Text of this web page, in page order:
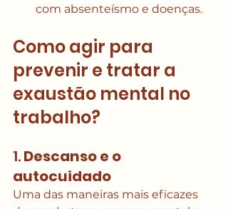
com absenteísmo e doenças.
Como agir para
prevenir e tratar a
exaustão mental no
trabalho?
1. Descanso e o
autocuidado
Uma das maneiras mais eficazes